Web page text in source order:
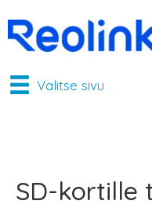
Valitse sivu
SD-kortille